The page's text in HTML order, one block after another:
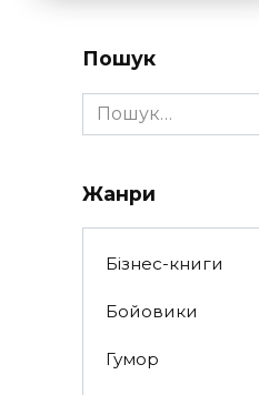
Пошук
Search
for:
Жанри
Бізнес-книги
Бойовики
Гумор